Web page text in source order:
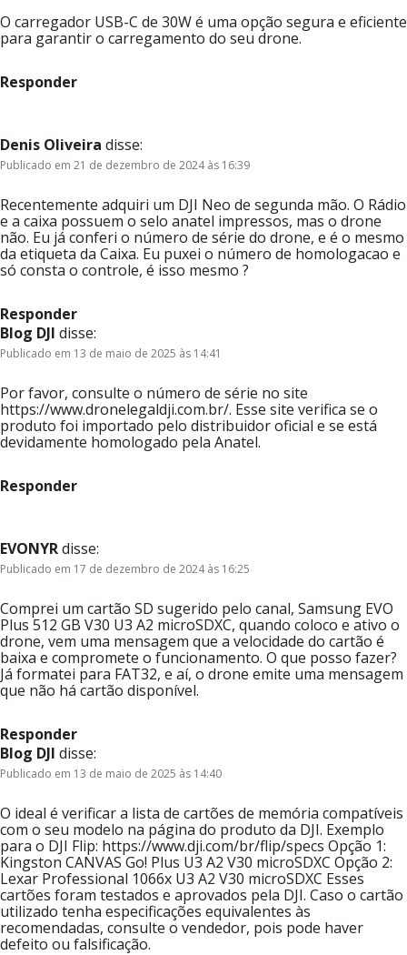
O carregador USB-C de 30W é uma opção segura e eficiente
para garantir o carregamento do seu drone.
Responder
Denis Oliveira disse:
Publicado em 21 de dezembro de 2024 às 16:39
Recentemente adquiri um DJI Neo de segunda mão. O Rádio
e a caixa possuem o selo anatel impressos, mas o drone
não. Eu já conferi o número de série do drone, e é o mesmo
da etiqueta da Caixa. Eu puxei o número de homologacao e
só consta o controle, é isso mesmo ?
Responder
Blog DJI disse:
Publicado em 13 de maio de 2025 às 14:41
Por favor, consulte o número de série no site
https://www.dronelegaldji.com.br/. Esse site verifica se o
produto foi importado pelo distribuidor oficial e se está
devidamente homologado pela Anatel.
Responder
EVONYRdisse:
Publicado em 17 de dezembro de 2024 às 16:25
Comprei um cartão SD sugerido pelo canal, Samsung EVO
Plus 512 GB V30 U3 A2 microSDXC, quando coloco e ativo o
drone, vem uma mensagem que a velocidade do cartão é
baixa e compromete o funcionamento. O que posso fazer?
Já formatei para FAT32, e aí, o drone emite uma mensagem
que não há cartão disponível.
Responder
Blog DJI disse:
Publicado em 13 de maio de 2025 às 14:40
O ideal é verificar a lista de cartões de memória compatíveis
com o seu modelo na página do produto da DJI. Exemplo
para o DJI Flip: https://www.dji.com/br/flip/specs Opção 1:
Kingston CANVAS Go! Plus U3 A2 V30 microSDXC Opção 2:
Lexar Professional 1066x U3 A2 V30 microSDXC Esses
cartões foram testados e aprovados pela DJI. Caso o cartão
utilizado tenha especificações equivalentes às
recomendadas, consulte o vendedor, pois pode haver
defeito ou falsificação.